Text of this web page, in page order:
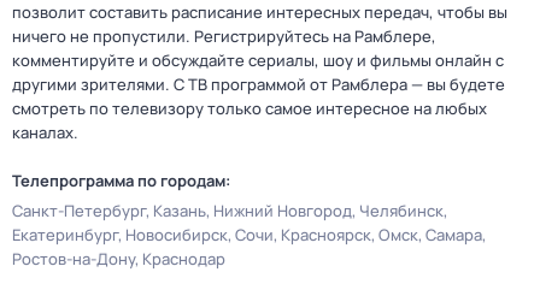
позволит составить расписание интересных передач, чтобы вы
ничего не пропустили. Регистрируйтесь на Рамблере,
комментируйте и обсуждайте сериалы, шоу и фильмы онлайн с
другими зрителями. С ТВ программой от Рамблера — вы будете
смотреть по телевизору только самое интересное на любых
каналах.
Телепрограмма по городам:
Санкт-Петербург Казань Нижний Новгород Челябинск
Екатеринбург Новосибирск Сочи Красноярск Омск Самара
Ростов-на-Дону Краснодар